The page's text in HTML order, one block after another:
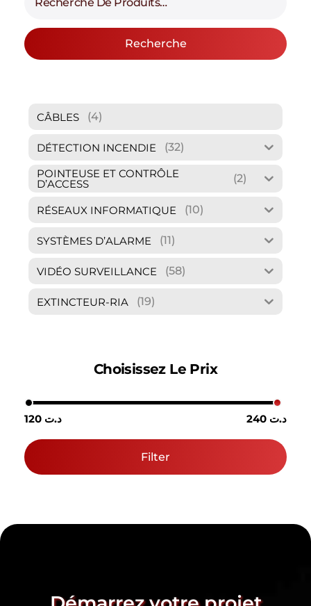
Recherche
CÂBLES (4)
DÉTECTION INCENDIE
(32)
POINTEUSE ET CONTRÔLE
D’ACCESS (2)
RÉSEAUX INFORMATIQUE (10)
SYSTÈMES D’ALARME (11)
VIDÉO SURVEILLANCE (58)
EXTINCTEUR-RIA (19)
Choisissez Le Prix
120 د.ت 240 د.ت
Filter